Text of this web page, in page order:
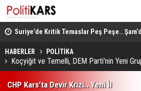
Suriye’de Kritik Temaslar Peş Peşe..
ve Güvenlik Gündemi Öne Çıktı!
HABERLER POLİTİKA
Koçyiğit ve Temelli, DEM Parti'nin Yeni
CHP Kars’ta Devir Krizi.. Yeni İl